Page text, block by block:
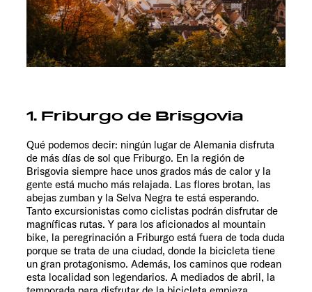
1. Friburgo de Brisgovia
Qué podemos decir: ningún lugar de Alemania disfruta
de más días de sol que Friburgo. En la región de
Brisgovia siempre hace unos grados más de calor y la
gente está mucho más relajada. Las flores brotan, las
abejas zumban y la Selva Negra te está esperando.
Tanto excursionistas como ciclistas podrán disfrutar de
magníficas rutas. Y para los aficionados al mountain
bike, la peregrinación a Friburgo está fuera de toda duda
porque se trata de una ciudad, donde la bicicleta tiene
un gran protagonismo. Además, los caminos que rodean
esta localidad son legendarios. A mediados de abril, la